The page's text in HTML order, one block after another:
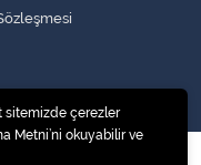
San. Ve Tic. Ltd. Şti.
sitemizde çerezler
Metni’ni okuyabilir ve